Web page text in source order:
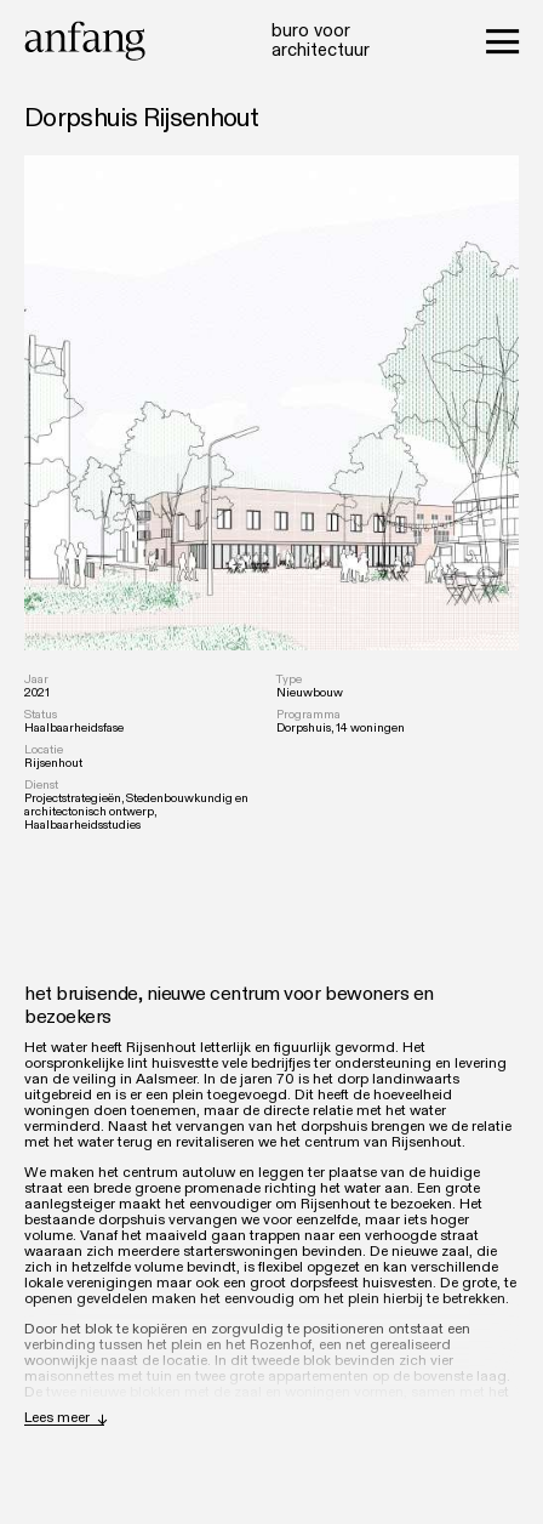
buro voor
architectuur
Dorpshuis Rijsenhout
Jaar Type
2021
Nieuwbouw
Status
Programma
Haalbaarheidsfase
Dorpshuis, 14 woningen
Locatie
Rijsenhout
Dienst
Projectstrategieën, Stedenbouwkundig en
architectonisch ontwerp,
Haalbaarheidsstudies
het bruisende, nieuwe centrum voor bewoners en
bezoekers
Het water heeft Rijsenhout letterlijk en figuurlijk gevormd. Het
oorspronkelijke lint huisvestte vele bedrijfjes ter ondersteuning en levering
van de veiling in Aalsmeer. In de jaren 70 is het dorp landinwaarts
uitgebreid en is er een plein toegevoegd. Dit heeft de hoeveelheid
woningen doen toenemen, maar de directe relatie met het water
verminderd. Naast het vervangen van het dorpshuis brengen we de relatie
met het water terug en revitaliseren we het centrum van Rijsenhout.
We maken het centrum autoluw en leggen ter plaatse van de huidige
straat een brede groene promenade richting het water aan. Een grote
aanlegsteiger maakt het eenvoudiger om Rijsenhout te bezoeken. Het
bestaande dorpshuis vervangen we voor eenzelfde, maar iets hoger
volume. Vanaf het maaiveld gaan trappen naar een verhoogde straat
waaraan zich meerdere starterswoningen bevinden. De nieuwe zaal, die
zich in hetzelfde volume bevindt, is flexibel opgezet en kan verschillende
lokale verenigingen maar ook een groot dorpsfeest huisvesten. De grote, te
openen geveldelen maken het eenvoudig om het plein hierbij te betrekken.
Door het blok te kopiëren en zorgvuldig te positioneren ontstaat een
verbinding tussen het plein en het Rozenhof, een net gerealiseerd
woonwijkje naast de locatie. In dit tweede blok bevinden zich vier
maisonnettes met tuin en twee grote appartementen op de bovenste laag.
De twee nieuwe blokken met de zaal en woningen vormen, samen met het
fijne plek met een veelzijdig aanbod in woningen en publieke functies.
Lees meer